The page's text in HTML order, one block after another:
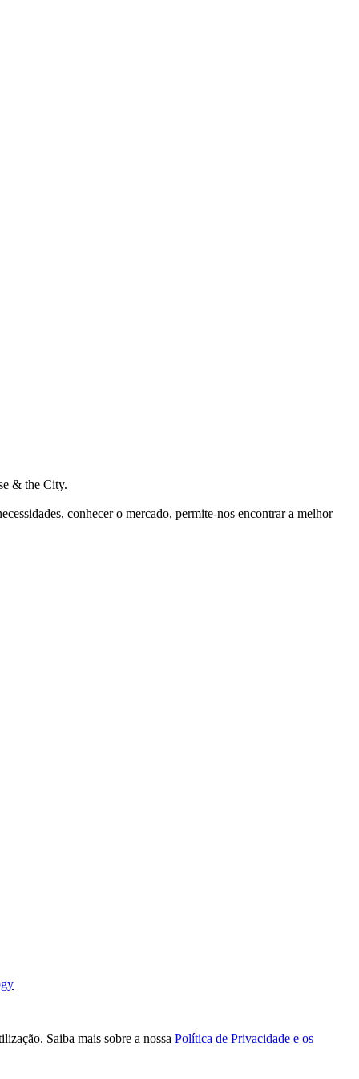
& the City.
conhecer o mercado, permite-nos encontrar a melhor
Saiba mais sobre a nossa Política de Privacidade e os